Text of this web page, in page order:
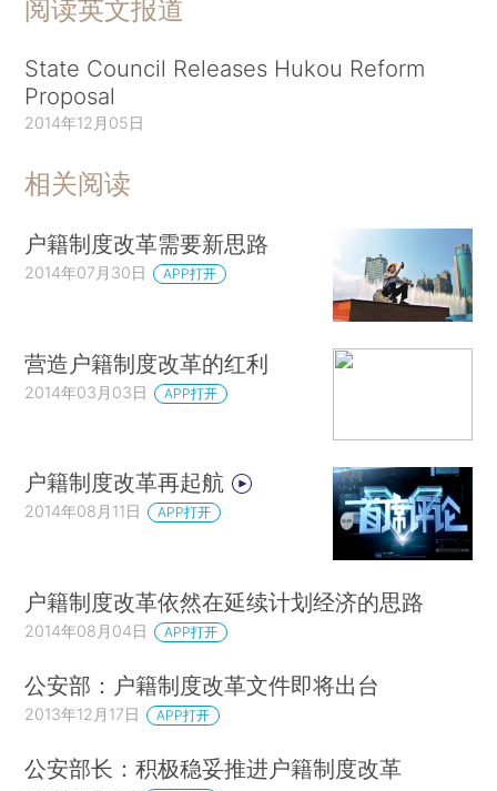
阅读英文报道
State Council Releases Hukou Reform
Proposal
2014年12月05日
相关阅读
户籍制度改革需要新思路
2014年07月30日 APP打开
营造户籍制度改革的红利
2014年03月03日 APP打开
户籍制度改革再起航
2014年08月11日 APP打开
户籍制度改革依然在延续计划经济的思路
2014年08月04日 APP打开
公安部：户籍制度改革文件即将出台
2013年12月17日 APP打开
公安部长：积极稳妥推进户籍制度改革